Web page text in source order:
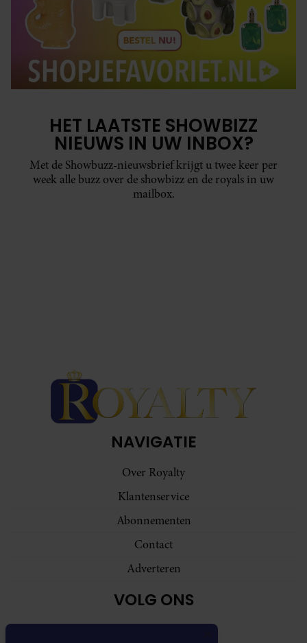
HET LAATSTE SHOWBIZZ
NIEUWS IN UW INBOX?
Met de Showbuzz-nieuwsbrief krijgt u twee keer per
week alle buzz over de showbizz en de royals in uw
mailbox.
NAVIGATIE
Over Royalty
Klantenservice
Abonnementen
Contact
Adverteren
VOLG ONS